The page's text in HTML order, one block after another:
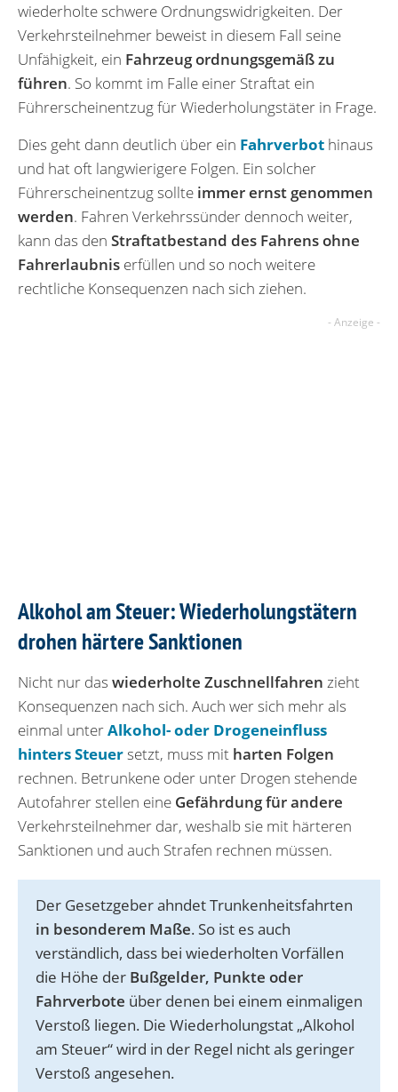
wiederholte schwere Ordnungswidrigkeiten. Der
Verkehrsteilnehmer beweist in diesem Fall seine
Unfähigkeit, ein Fahrzeug ordnungsgemäß zu
führen. So kommt im Falle einer Straftat ein
Führerscheinentzug für Wiederholungstäter in Frage.
Dies geht dann deutlich über ein Fahrverbot hinaus
und hat oft langwierigere Folgen. Ein solcher
Führerscheinentzug sollte immer ernst genommen
werden. Fahren Verkehrssünder dennoch weiter,
kann das den Straftatbestand des Fahrens ohne
Fahrerlaubnis erfüllen und so noch weitere
rechtliche Konsequenzen nach sich ziehen.
Alkohol am Steuer: Wiederholungstätern
drohen härtere Sanktionen
Nicht nur das wiederholte Zuschnellfahren zieht
Konsequenzen nach sich. Auch wer sich mehr als
einmal unterAlkohol- oder Drogeneinfluss
hinters Steuersetzt, muss mit harten Folgen
rechnen. Betrunkene oder unter Drogen stehende
Autofahrer stellen eine Gefährdung für andere
Verkehrsteilnehmer dar, weshalb sie mit härteren
Sanktionen und auch Strafen rechnen müssen.
Der Gesetzgeber ahndet Trunkenheitsfahrten
in besonderem Maße. So ist es auch
verständlich, dass bei wiederholten Vorfällen
die Höhe der Bußgelder, Punkte oder
Fahrverbote über denen bei einem einmaligen
Verstoß liegen. Die Wiederholungstat „Alkohol
am Steuer“ wird in der Regel nicht als geringer
Verstoß angesehen.